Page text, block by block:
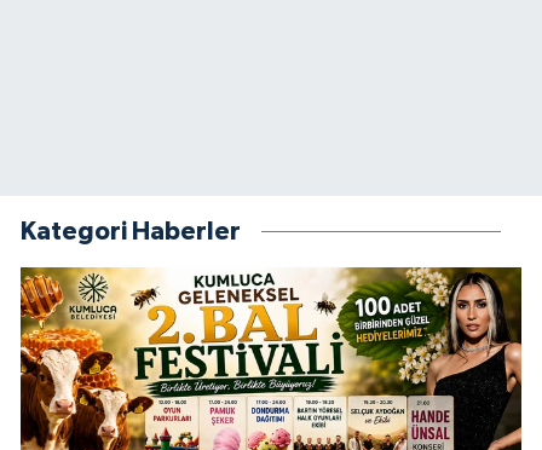
Kategori Haberler